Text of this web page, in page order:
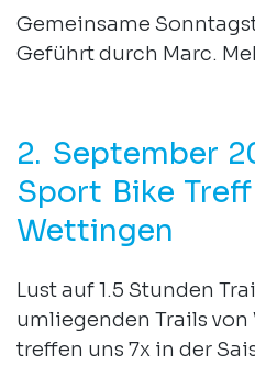
Gemeinsame
Geführt durch Marc.
2. September
Sport Bike
Wettingen
Lust auf 1.5 Stunden
umliegenden Trails
treffen uns 7x in der